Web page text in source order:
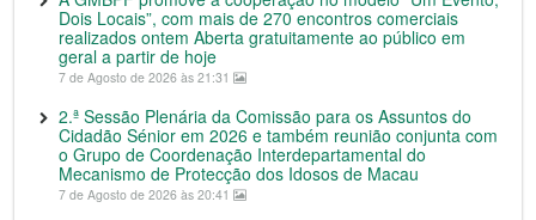
Dois Locais”, com mais de 270 encontros comerciais
realizados ontem Aberta gratuitamente ao público em
geral a partir de hoje
7 de Agosto de 2026 às 21:31
2.ª Sessão Plenária da Comissão para os Assuntos do
Cidadão Sénior em 2026 e também reunião conjunta com
o Grupo de Coordenação Interdepartamental do
Mecanismo de Protecção dos Idosos de Macau
7 de Agosto de 2026 às 20:41